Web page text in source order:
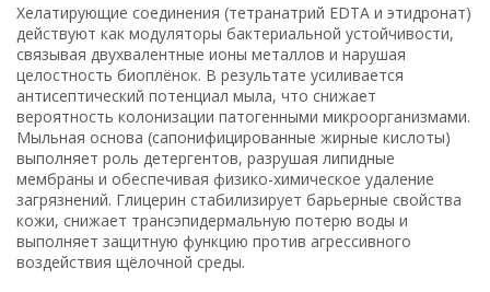
Хелатирующие соединения (тетранатрий EDTA и этидронат)
действуют как модуляторы бактериальной устойчивости,
связывая двухвалентные ионы металлов и нарушая
целостность биоплёнок. В результате усиливается
антисептический потенциал мыла, что снижает
вероятность колонизации патогенными микроорганизмами.
Мыльная основа (сапонифицированные жирные кислоты)
выполняет роль детергентов, разрушая липидные
мембраны и обеспечивая физико-химическое удаление
загрязнений. Глицерин стабилизирует барьерные свойства
кожи, снижает трансэпидермальную потерю воды и
выполняет защитную функцию против агрессивного
воздействия щёлочной среды.